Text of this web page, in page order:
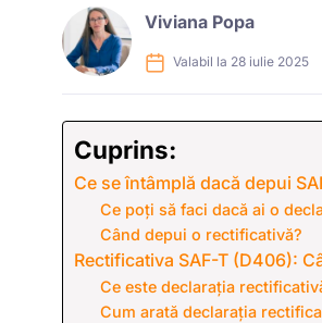
Viviana Popa
Valabil la 28 iulie 2025
Cuprins:
Ce se întâmplă dacă depui
Ce poți să faci dacă ai o
Când depui o rectificativă?
Rectificativa SAF-T (D406):
Ce este declarația
Cum arată declarația